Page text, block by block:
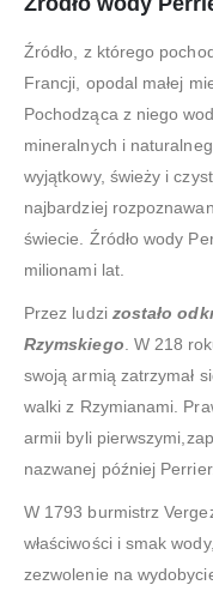
Źródło, z którego
Francji, opodal małej
Pochodząca z niego
mineralnych i
wyjątkowy, świeży i
najbardziej
świecie. Źródło wody
milionami lat.
Przez ludzi zostało
Rzymskiego . W 218
swoją armią zatrzymał
walki z Rzymianami.
armii byli
nazwanej później Perrier.
W 1793 burmistrz
właściwości i smak
zezwolenie na